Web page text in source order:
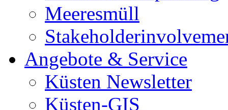
Meeresmüll
Angebote & Service
Küsten Newsletter
Küsten-GIS